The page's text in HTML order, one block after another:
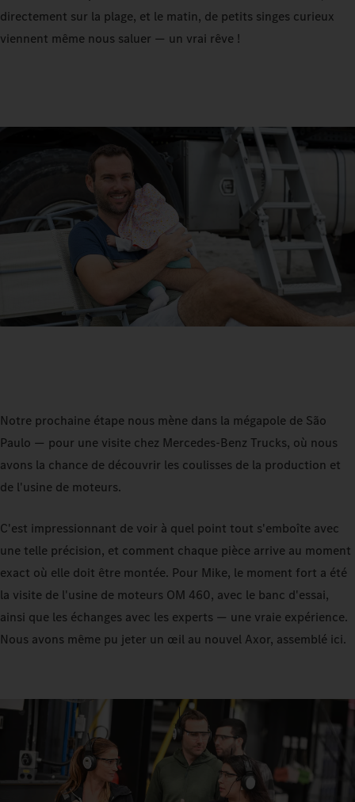
directement sur la plage, et le matin, de petits singes curieux
viennent même nous saluer — un vrai rêve !
Notre prochaine étape nous mène dans la mégapole de São
Paulo — pour une visite chez Mercedes-Benz Trucks, où nous
avons la chance de découvrir les coulisses de la production et
de l'usine de moteurs.
C'est impressionnant de voir à quel point tout s'emboîte avec
une telle précision, et comment chaque pièce arrive au moment
exact où elle doit être montée. Pour Mike, le moment fort a été
la visite de l'usine de moteurs OM 460, avec le banc d'essai,
ainsi que les échanges avec les experts — une vraie expérience.
Nous avons même pu jeter un œil au nouvel Axor, assemblé ici.